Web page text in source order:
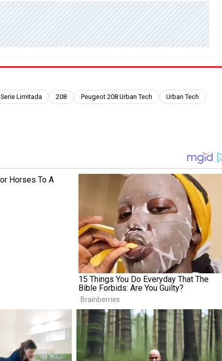
Serie Limitada 208 Peugeot 208 Urban Tech Urban Tech